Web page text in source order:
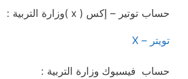
حساب توتير – إكس ( x )وزارة التربية :
تويتر – X
حساب فيسبوك وزارة التربية :